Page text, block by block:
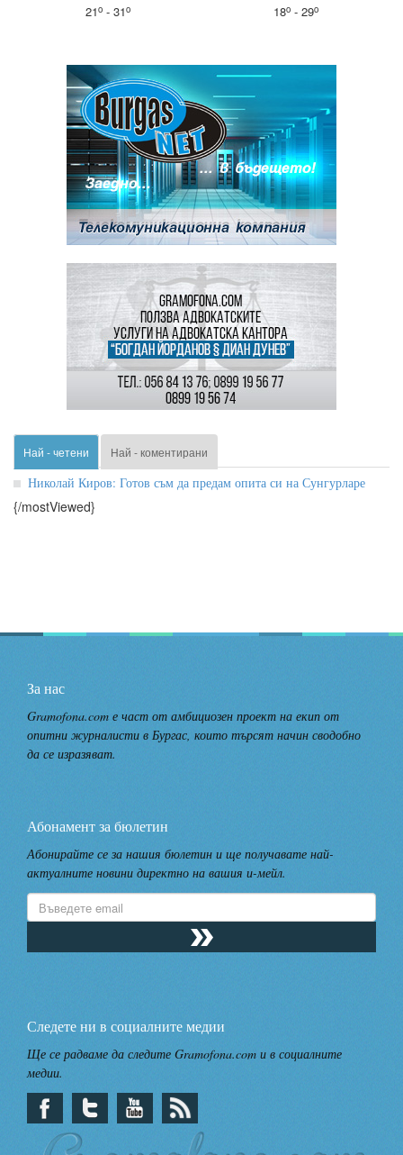
21o- 31o 18o- 29o
Най - четени Най - коментирани
Николай Киров: Готов съм да предам опита си на Сунгурларе
{/mostViewed}
За нас
Gramofona.com е част от амбициозен проект на екип от
опитни журналисти в Бургас, които търсят начин сводобно
да се изразяват.
Абонамент за бюлетин
Абонирайте се за нашия бюлетин и ще получавате най-
актуалните новини директно на вашия и-мейл.
Следете ни в социалните медии
Ще се радваме да следите Gramofona.com и в социалните
медии.